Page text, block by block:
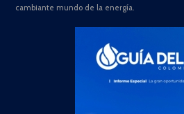
cambiante mundo de la energía.